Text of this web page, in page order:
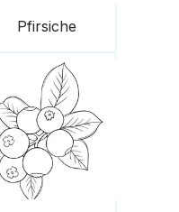
Pfirsiche